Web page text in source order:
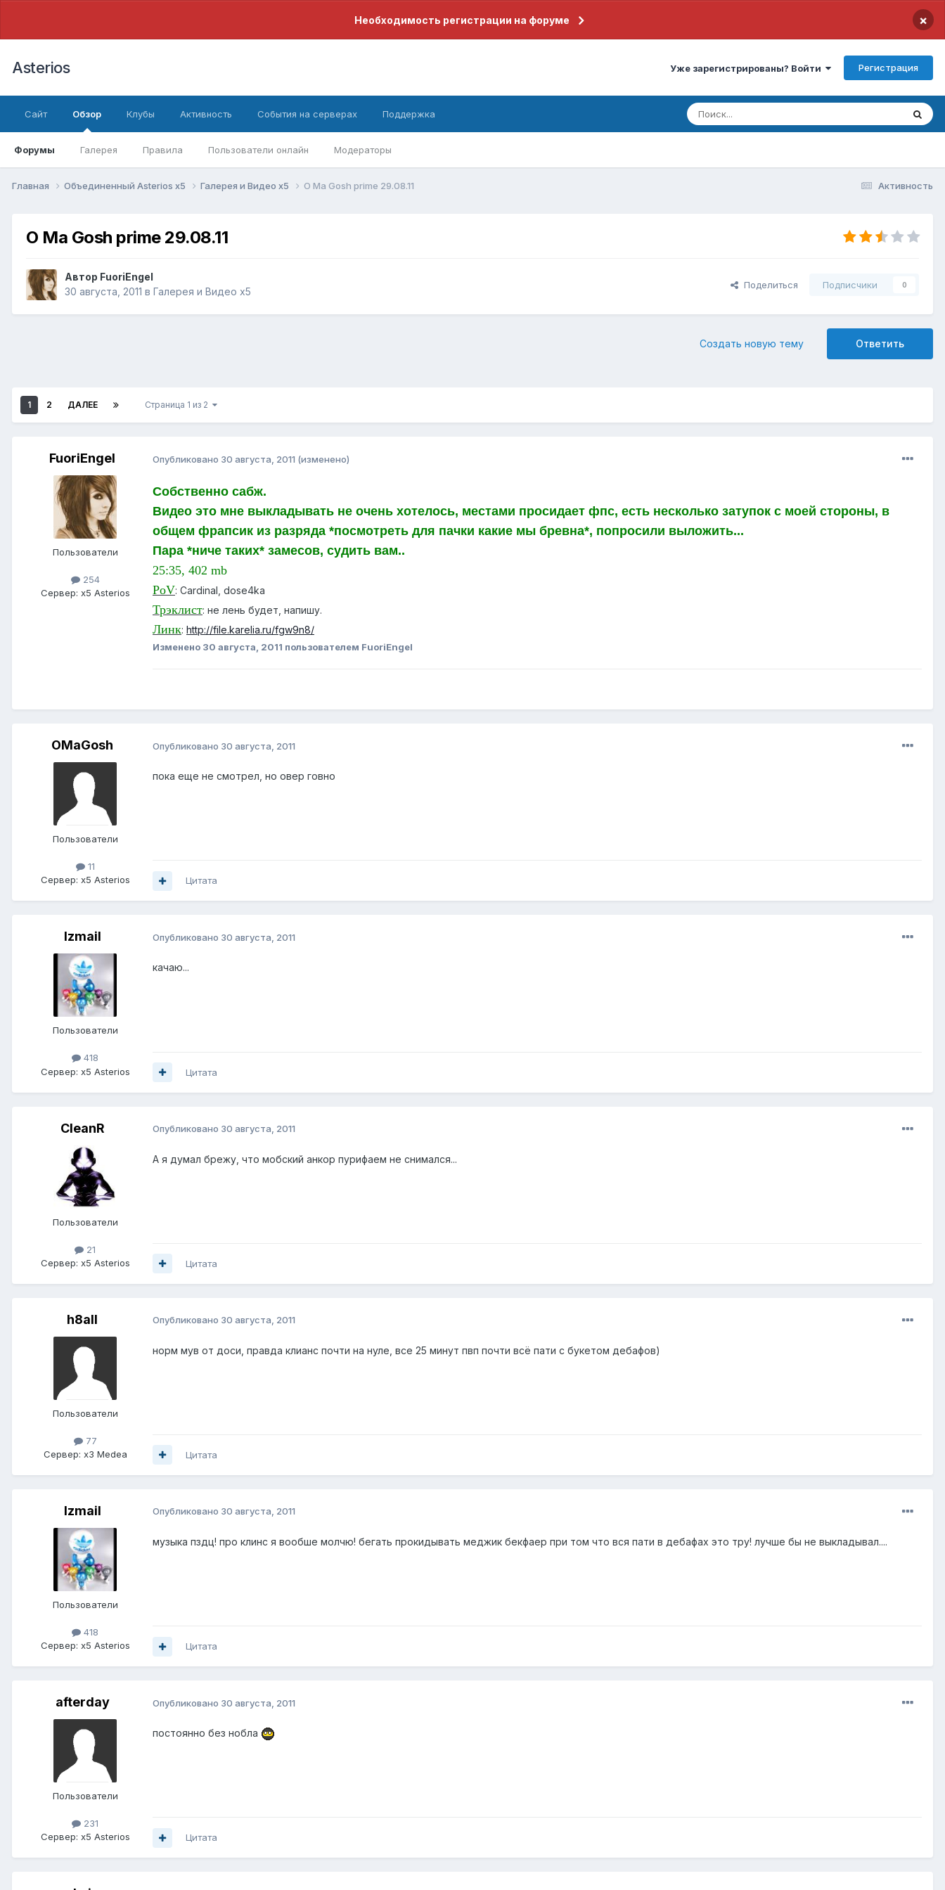
Необходимость регистрации на форуме ×
Asterios Уже зарегистрированы? Войти Регистрация
Сайт Обзор
Форумы Галерея Правила Пользователи онлайн Модераторы
Клубы Активность События на серверах Поддержка
Активность
Главная Объединенный Asterios x5 Галерея и Видео x5 O Ma Gosh prime 29.08.11
O Ma Gosh prime 29.08.11
Автор FuoriEngel
30 августа, 2011 в Галерея и Видео x5
Поделиться Подписчики 0
Ответить
Создать новую тему
1 2 ДАЛЕЕ Страница 1 из 2
FuoriEngel
Пользователи
254
Сервер: x5 Asterios
Опубликовано 30 августа, 2011 (изменено)
Собственно сабж.
Видео это мне выкладывать не очень хотелось, местами просидает фпс, есть несколько затупок с моей стороны, в
общем фрапсик из разряда *посмотреть для пачки какие мы бревна*, попросили выложить...
Пара *ниче таких* замесов, судить вам..
25:35, 402 mb
PoV: Cardinal, dose4ka
Трэклист: не лень будет, напишу.
Линк: http://file.karelia.ru/fgw9n8/
Изменено 30 августа, 2011 пользователем FuoriEngel
OMaGosh
Пользователи
11
Сервер: x5 Asterios
Опубликовано 30 августа, 2011
пока еще не смотрел, но овер говно
Цитата
Izmail
Пользователи
418
Сервер: x5 Asterios
Опубликовано 30 августа, 2011
качаю...
Цитата
CleanR
Пользователи
21
Сервер: x5 Asterios
Опубликовано 30 августа, 2011
А я думал брежу, что мобский анкор пурифаем не снимался...
Цитата
h8all
Пользователи
77
Сервер: x3 Medea
Опубликовано 30 августа, 2011
норм мув от доси, правда клианс почти на нуле, все 25 минут пвп почти всё пати с букетом дебафов)
Цитата
Izmail
Пользователи
418
Сервер: x5 Asterios
Опубликовано 30 августа, 2011
музыка пздц! про клинс я вообше молчю! бегать прокидывать меджик бекфаер при том что вся пати в дебафах это тру! лучше бы не выкладывал....
Цитата
afterday
Пользователи
231
Сервер: x5 Asterios
Опубликовано 30 августа, 2011
постоянно без нобла
Цитата